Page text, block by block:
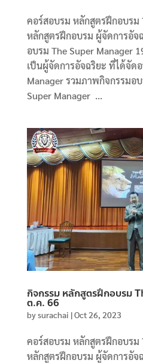
คอร์สอบรม หลักสูตรฝึกอบรม
หลักสูตรฝึกอบรม ผู้จัดการอัจ
อบรม The Super Manager
เป็นผู้จัดการอัจฉริยะ ที่ได้จัด
Manager รวมภาพกิจกรรมอ
Super Manager ...
กิจกรรม หลักสูตรฝึกอบรม
ต.ค. 66
bysurachai |Oct 26, 2023
คอร์สอบรม หลักสูตรฝึกอบรม
หลักสูตรฝึกอบรม ผู้จัดการอัจ